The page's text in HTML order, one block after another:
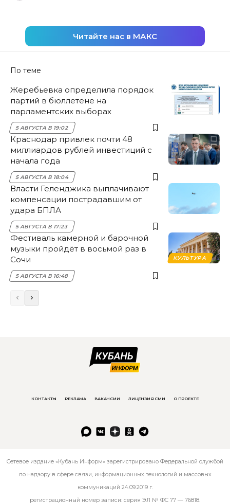
Читайте нас в МАКС
По теме
Жеребьевка определила порядок
партий в бюллетене на
парламентских выборах
5 АВГУСТА В 19:02
Краснодар привлек почти 48
миллиардов рублей инвестиций с
начала года
5 АВГУСТА В 18:04
Власти Геленджика выплачивают
компенсации пострадавшим от
удара БПЛА
5 АВГУСТА В 17:23
КУЛЬТУРА
Фестиваль камерной и барочной
музыки пройдёт в восьмой раз в
Сочи
5 АВГУСТА В 16:48
КОНТАКТЫ РЕКЛАМА ВАКАНСИИ ЛИЦЕНЗИЯ СМИ О ПРОЕКТЕ
Сетевое издание «Кубань Информ» зарегистрировано Федеральной службой
по надзору в сфере связи, информационных технологий и массовых
коммуникаций 24.09.2019 г.
регистрационный номер записи: серия ЭЛ № ФС 77 — 76818.